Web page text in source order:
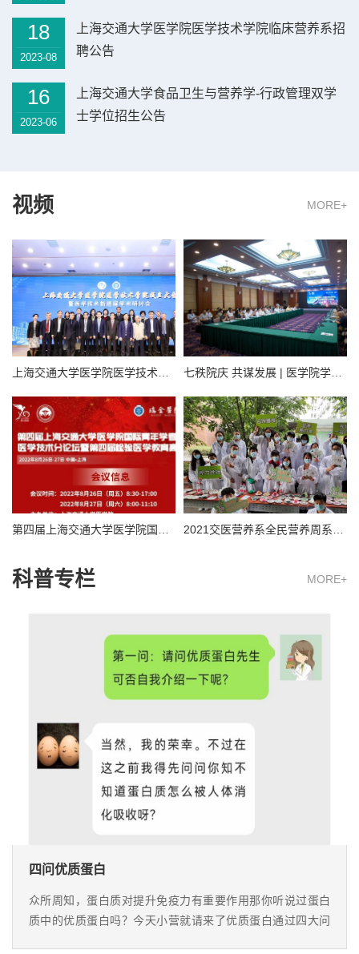
18
2023-08
上海交通大学医学院医学技术学院临床营养系招
聘公告
16
2023-06
上海交通大学食品卫生与营养学-行政管理双学
士学位招生公告
视频 MORE+
上海交通大学医学院医学技术学院成立 七秩院庆 共谋发展 | 医学院学科建设大讨论——医学技术学院专场调研会举行
科普专栏 MORE+
四问优质蛋白
众所周知，蛋白质对提升免疫力有重要作用那你听说过蛋白
质中的优质蛋白吗？今天小营就请来了优质蛋白通过四大问